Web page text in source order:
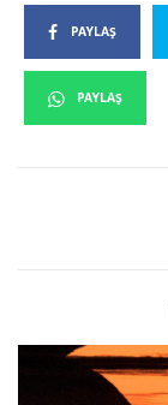
PAYLAŞ
PAYLAŞ